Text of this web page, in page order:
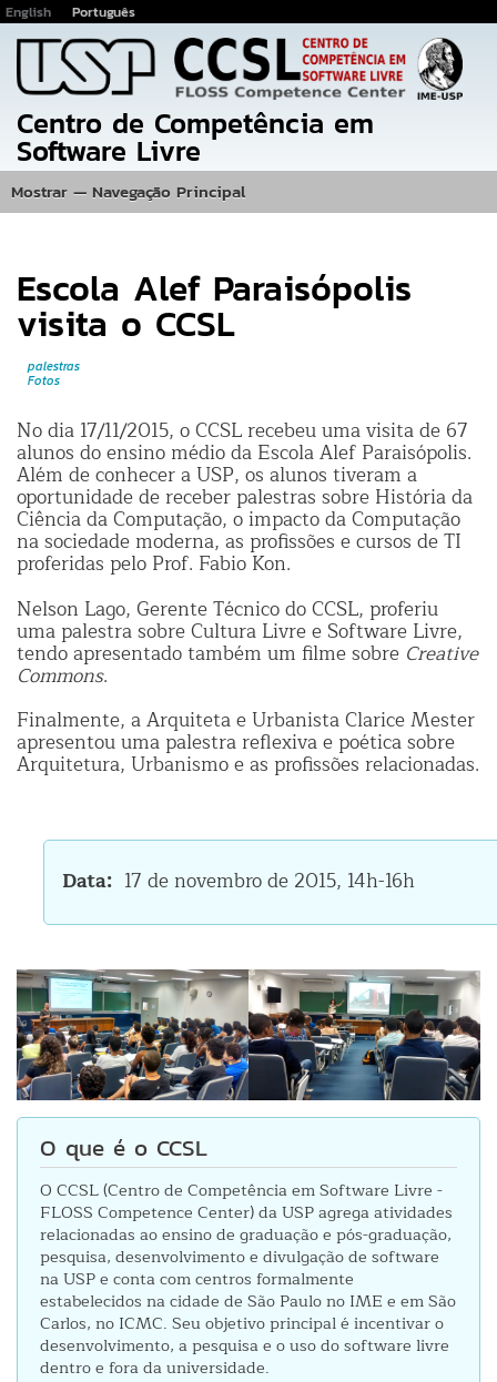
para
o
conteúdo
principal
English Português
Centro de Competência em
Software Livre
Navegação
Principal
Mostrar — Navegação Principal
Escola Alef Paraisópolis
visita o CCSL
palestras
Fotos
No dia 17/11/2015, o CCSL recebeu uma visita de 67
alunos do ensino médio da Escola Alef Paraisópolis.
Além de conhecer a USP, os alunos tiveram a
oportunidade de receber palestras sobre História da
Ciência da Computação, o impacto da Computação
na sociedade moderna, as profissões e cursos de TI
proferidas pelo Prof. Fabio Kon.
Nelson Lago, Gerente Técnico do CCSL, proferiu
uma palestra sobre Cultura Livre e Software Livre,
tendo apresentado também um filme sobre Creative
Commons.
Finalmente, a Arquiteta e Urbanista Clarice Mester
apresentou uma palestra reflexiva e poética sobre
Arquitetura, Urbanismo e as profissões relacionadas.
Data 17 de novembro de 2015, 14h-16h
O que é o CCSL
O CCSL (Centro de Competência em Software Livre -
FLOSS Competence Center) da USP agrega atividades
relacionadas ao ensino de graduação e pós-graduação,
pesquisa, desenvolvimento e divulgação de software
na USP e conta com centros formalmente
estabelecidos na cidade de São Paulo no IME e em São
Carlos, no ICMC. Seu objetivo principal é incentivar o
desenvolvimento, a pesquisa e o uso do software livre
dentro e fora da universidade.